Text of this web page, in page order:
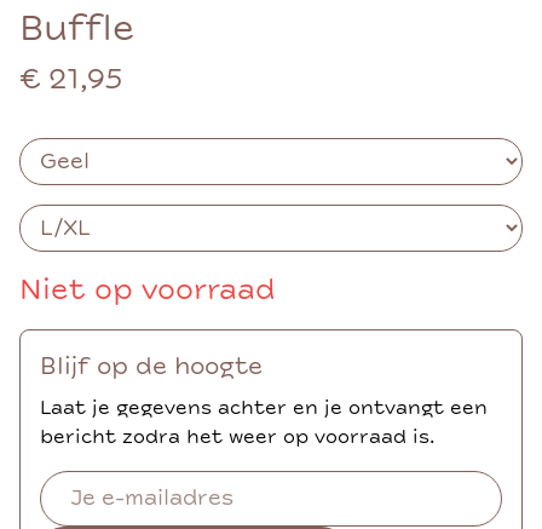
Buffle
€ 21,95
Niet op voorraad
Blijf op de hoogte
Laat je gegevens achter en je ontvangt een
bericht zodra het weer op voorraad is.